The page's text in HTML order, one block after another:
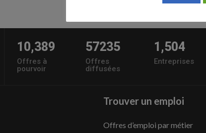
10,389
Offres à
pourvoir
57235
Offres
diffusées
1,504
Entreprises
Trouver un emploi
Offres d’emploi par métier